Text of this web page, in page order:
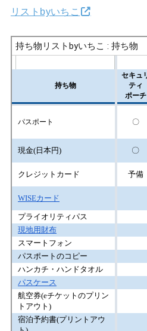
リストbyいちこ